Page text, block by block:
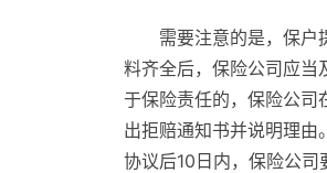
需要注意的是，保户
料齐全后，保险公司应当
于保险责任的，保险公司
出拒赔通知书并说明理
协议后10日内，保险公